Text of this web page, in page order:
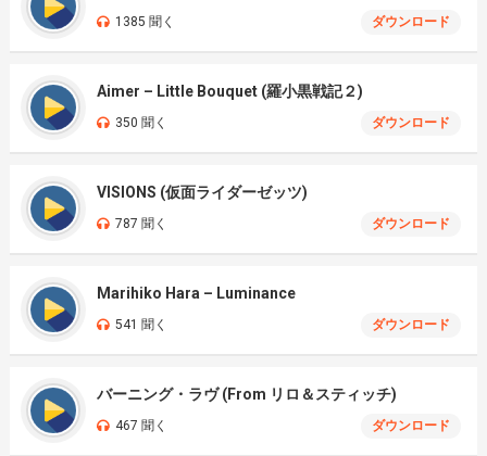
1385 聞く ダウンロード
Aimer – Little Bouquet (羅小黒戦記２)
350 聞く ダウンロード
VISIONS (仮面ライダーゼッツ)
787 聞く ダウンロード
Marihiko Hara – Luminance
541 聞く ダウンロード
バーニング・ラヴ (From リロ＆スティッチ)
467 聞く ダウンロード